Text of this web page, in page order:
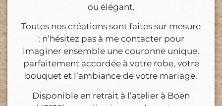
ou élégant.
Toutes nos créations sont faites sur mesure
: n’hésitez pas à me contacter pour
imaginer ensemble une couronne unique,
parfaitement accordée à votre robe, votre
bouquet et l’ambiance de votre mariage.
Disponible en retrait à l’atelier à Boën